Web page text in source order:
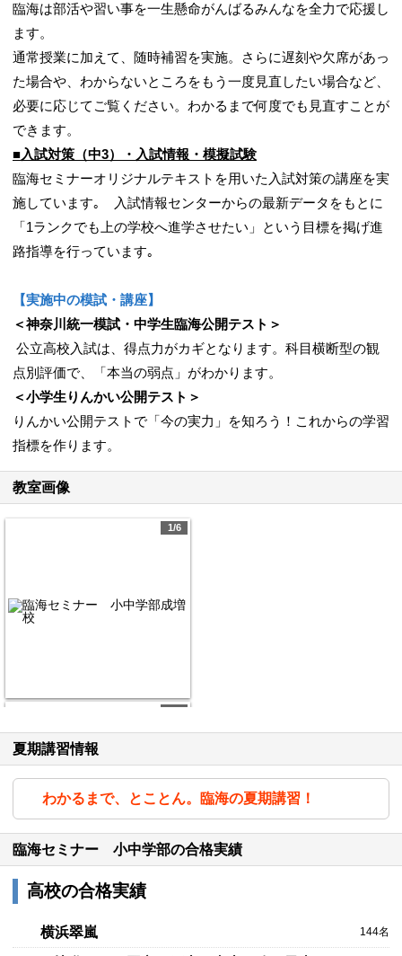
臨海は部活や習い事を一生懸命がんばるみんなを全力で応援し
ます。
通常授業に加えて、随時補習を実施。さらに遅刻や欠席があっ
た場合や、わからないところをもう一度見直したい場合など、
必要に応じてご覧ください。わかるまで何度でも見直すことが
できます。
■入試対策（中3）・入試情報・模擬試験
臨海セミナーオリジナルテキストを用いた入試対策の講座を実
施しています｡ 入試情報センターからの最新データをもとに
「1ランクでも上の学校へ進学させたい」という目標を掲げ進
路指導を行っています｡
【実施中の模試・講座】
＜神奈川統一模試・中学生臨海公開テスト＞
公立高校入試は、得点力がカギとなります。科目横断型の観
点別評価で、「本当の弱点」がわかります。
＜小学生りんかい公開テスト＞
りんかい公開テストで「今の実力」を知ろう！これからの学習
指標を作ります。
教室画像
1/6
2/6
夏期講習情報
わかるまで、とことん。臨海の夏期講習！
臨海セミナー 小中学部の合格実績
高校の合格実績
横浜翠嵐 144名